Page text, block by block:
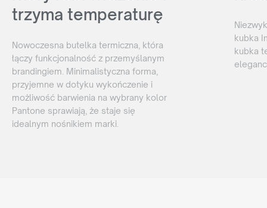
trzyma temperaturę
Nowoczesna butelka termiczna, która
łączy funkcjonalność z przemyślanym
brandingiem. Minimalistyczna forma,
przyjemne w dotyku wykończenie i
możliwość barwienia na wybrany kolor
Pantone sprawiają, że staje się
idealnym nośnikiem marki.
kubka
kubka